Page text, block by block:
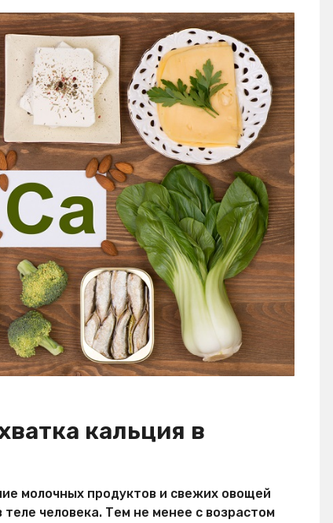
кальция в
молочных продуктов и свежих овощей
человека. Тем не менее с возрастом